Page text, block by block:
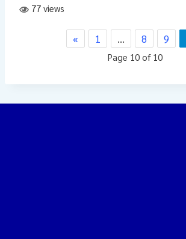
77 views
« 1 … 8 9
Page 10 of 10